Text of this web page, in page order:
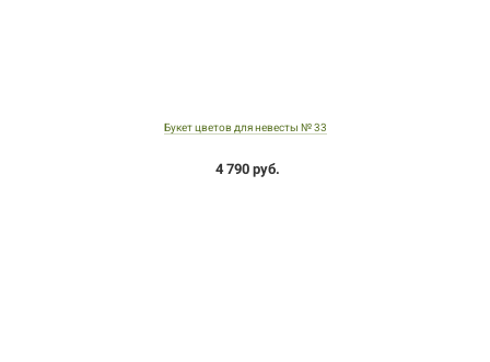
Букет цветов для невесты № 33
4 790 руб.